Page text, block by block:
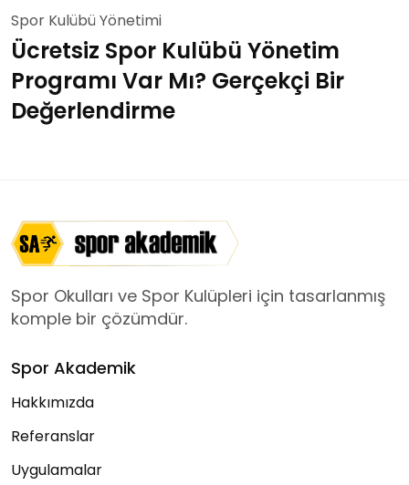
Spor Kulübü Yönetimi
Ücretsiz Spor Kulübü Yönetim
Programı Var Mı? Gerçekçi Bir
Değerlendirme
Spor Okulları ve Spor Kulüpleri için tasarlanmış
komple bir çözümdür.
Spor Akademik
Hakkımızda
Referanslar
Uygulamalar